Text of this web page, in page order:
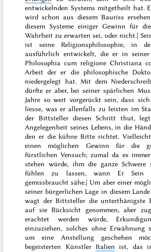
entwickelnden Systems mitgetheilt hat.
wird schon aus diesem Bauriss
diesem Systeme einiger Gewinn für
Wahrheit zu erwarten sei, oder nicht.|
ist seine Religionsphilosophie, in
ausführlich entwickelt, die er in seiner
Philosophia cum religione Christiana
Arbeit der er die philosophische
niedergelegt hat. Mit dem
dürfte er aber, bei seiner spärlichen
Jahre so weit vorgerückt sein, dass
liesse, was er allenfalls zu leisten im
der Bittsteller diesen Schritt thut,
Angelegenheit seines Lebens, in die
den er die kühne Bitte richtet.
einen möglichen Gewinn für die
fürstlichen Vensuch; zumal da es
stehen würde, ihm die ganze Schwere
fühlen zu lassen, wann Er Sein
gemissbraucht sähe.| Um aber einer
seiner bürgerlichen Lage in diesem
wagt der Bittsteller die unterthänigste
auf sie Rücksicht genommen, aber
erachtet werden würde,
einzuziehen, solches ohne Erwähnung
um eine Anstellung geschehen
begeisterten Künstler Italien ist, das